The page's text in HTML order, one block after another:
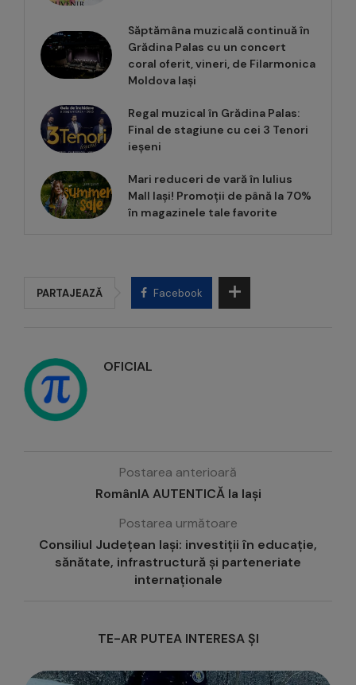
Săptămâna muzicală continuă în
Grădina Palas cu un concert
coral oferit, vineri, de Filarmonica
Moldova Iași
Regal muzical în Grădina Palas:
Final de stagiune cu cei 3 Tenori
ieșeni
Mari reduceri de vară în Iulius
Mall Iași! Promoții de până la 70%
în magazinele tale favorite
PARTAJEAZĂ Facebook
OFICIAL
Postarea anterioară
RomânIA AUTENTICĂ la Iași
Postarea următoare
Consiliul Județean Iași: investiții în educație,
sănătate, infrastructură și parteneriate
internaționale
TE-AR PUTEA INTERESA ȘI